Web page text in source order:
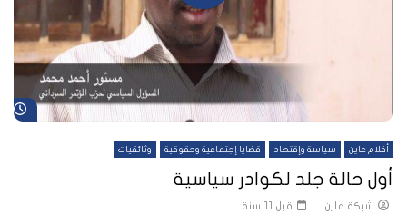
أفلام عاين سياسة وإقتصاد قضايا إجتماعية وحقوقية وثائقيات
أول حالة جلد لكوادر سياسية
شبكة عاين قبل 11 سنة